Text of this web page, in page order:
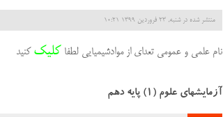
منتشر شده در شنبه, 23 فروردين 1399 10:21
نام علمی و عمومی تعدای از موادشیمیایی لطفا کلیک کنید
آزمایشهای علوم (1) پایه دهم